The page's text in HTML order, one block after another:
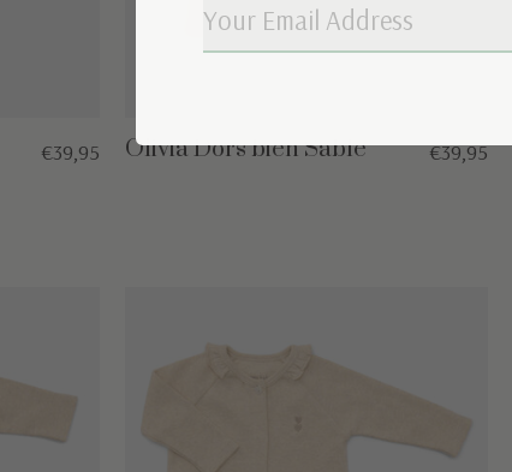
€39,95 Olivia Dors bien Sable €39,95